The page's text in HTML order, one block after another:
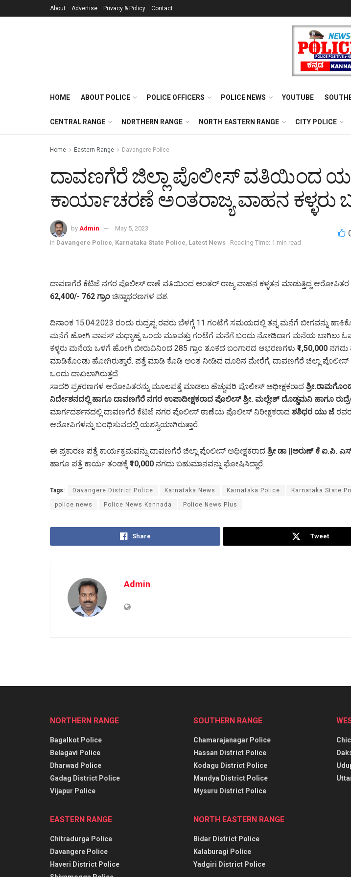
About Advertise Privacy & Policy Contact
HOME ABOUT POLICE POLICE OFFICERS POLICE NEWS YOUTUBE
CENTRAL RANGE NORTHERN RANGE NORTH EASTERN RANGE CITY POLICE
Home Eastern Range Davangere Police
ದಾವಣಗೆರೆ ಜಿಲ್ಲಾ ಪೊಲೀಸ್ ವತಿಯಿಂದ
ಕಾರ್ಯಾಚರಣೆ ಅಂತರಾಜ್ಯ ವಾಹನ ಕಳ್ಳರು
by Admin
May 5, 2023
in Davangere Police Karnataka State Police Latest News Reading Time: 1 min read
ದಾವಣಗೆರೆ ಕೆಟಿಜೆ ನಗರ ಪೊಲೀಸ್ ಠಾಣೆ ವತಿಯಿಂದ ಅಂತರ್ ರಾಜ್ಯ ವಾಹನ ಕಳ್ಳತನ ಮಾಡುತ್ತಿದ್ದ
62,400/- 762 ಗ್ರಾಂ ಚಿನ್ನಾಭರಣಗಳ ವಶ.
ದಿನಾಂಕ 15.04.2023 ರಂದು ರುದ್ರಪ್ಪ ರವರು ಬೆಳಗ್ಗೆ 11 ಗಂಟೆಗೆ ಸಮಯದಲ್ಲಿ ತನ್ನ ಮನೆಗೆ ಬೀಗವನ್ನು
ಮನೆಗೆ ಹೋಗಿ ವಾಪಸ್ ಮಧ್ಯಾಹ್ನ ಒಂದು ಮೂವತ್ತು ಗಂಟೆಗೆ ಮನೆಗೆ ಬಂದು ನೋಡಿದಾಗ ಮನೆಯ ಬಾಗಿಲು
ಕಳ್ಳರು ಮನೆಯ ಒಳಗೆ ಹೋಗಿ ಬೀರುವಿನಿಂದ 285 ಗ್ರಾಂ ತೂಕದ ಬಂಗಾರದ ಆಭರಣಗಳು ₹1,50,000 ನಗದು
ಮಾಡಿಕೊಂಡು ಹೋಗಿರುತ್ತಾರೆ. ಪತ್ತೆ ಮಾಡಿ ಕೊಡಿ ಅಂತ ನೀಡಿದ ದೂರಿನ ಮೇರೆಗೆ, ದಾವಣಗೆರೆ ಜಿಲ್ಲಾ
ಒಂದು ದಾಖಲಾಗಿರುತ್ತದೆ.
ಸಾದರಿ ಪ್ರಕರಣಗಳ ಆರೋಪಿತರನ್ನು ಮೂಲಪತ್ತೆ ಮಾಡಲು ಹೆಚ್ಚುವರಿ ಪೊಲೀಸ್ ಅಧೀಕ್ಷಕರಾದ
ನಿರ್ದೇಶನದಲ್ಲಿ ಹಾಗೂ ದಾವಣಗೆರೆ ನಗರ ಉಪಾದೀಕ್ಷಕರಾದ ಪೊಲೀಸ್ ಶ್ರೀ. ಮಲ್ಲೇಶ್ ದೊಡ್ಡಮನಿ ಹಾಗೂ
ಮಾರ್ಗದರ್ಶನದಲ್ಲಿ ದಾವಣಗೆರೆ ಕೆಟಿಜೆ ನಗರ ಪೊಲೀಸ್ ಠಾಣೆಯ ಪೊಲೀಸ್ ನಿರೀಕ್ಷಕರಾದ ಶಶಿಧರ ಯು ಜೆ
ಆರೋಪಿಗಳನ್ನು ಬಂಧಿಸುವದಲ್ಲಿ ಯಶಸ್ವಿಯಾಗಿರುತ್ತಾರೆ.
ಈ ಪ್ರಕಾರಣ ಪತ್ತೆ ಕಾರ್ಯಕ್ರಮವನ್ನು ದಾವಣಗೆರೆ ಜಿಲ್ಲಾ ಪೊಲೀಸ್ ಅಧೀಕ್ಷಕರಾದ ಶ್ರೀ ಡಾ ||ಅರುಣ್ ಕೆ ಐ.ಪಿ.
ಹಾಗೂ ಪತ್ತೆ ಕಾರ್ಯ ತಂಡಕ್ಕೆ ₹10,000 ನಗದು ಬಹುಮಾನವನ್ನು ಘೋಷಿಸಿದ್ದಾರೆ.
Tags: Davangere District Police Karnataka News Karnataka Police Karnataka State
police news Police News Kannada Police News Plus
Share Tweet
Admin
NORTHERN RANGE
Bagalkot Police
Belagavi Police
Dharwad Police
Gadag District Police
Vijapur Police
EASTERN RANGE
Chitradurga Police
Davangere Police
Haveri District Police
SOUTHERN RANGE
Chamarajanagar Police
Hassan District Police
Kodagu District Police
Mandya District Police
Mysuru District Police
NORTH EASTERN RANGE
Bidar District Police
Kalaburagi Police
Yadgiri District Police